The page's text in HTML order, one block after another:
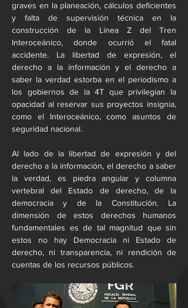
graves en la planeación, cálculos deficientes
y falta de supervisión técnica en la
construcción de la Línea Z del Tren
Interoceánico, donde ocurrió el fatal
accidente. La libertad de expresión, el
derecho a la información y el derecho a
saber la verdad estorba en el periodismo a
los gobiernos de la 4T que privilegian la
opacidad al reservar sus proyectos insignia,
como el Interoceánico, como asuntos de
seguridad nacional.
Al lado de la libertad de expresión y del
derecho a la información, el derecho a saber
la verdad, es piedra angular y columna
vertebral del Estado de derecho, de la
democracia y de la Constitución. La
dimensión de estos derechos humanos
fundamentales es de tal magnitud que sin
estos no hay Democracia ni Estado de
derecho, ni transparencia, ni rendición de
cuentas de los recursos públicos.